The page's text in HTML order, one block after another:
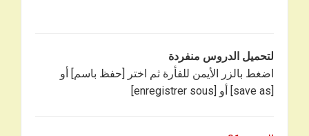
لتحميل الدروس منفردة
اضغط بالزر الأيمن للفأرة ثم اختر [حفظ باسم] أو
[save as] أو [enregistrer sous]